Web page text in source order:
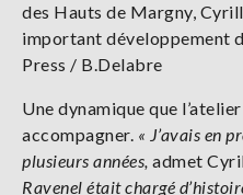
des Hauts de Margny,
important développement
Press / B.Delabre
Une dynamique que
accompagner. « J’avais en
plusieurs années, admet
Ravenel était chargé